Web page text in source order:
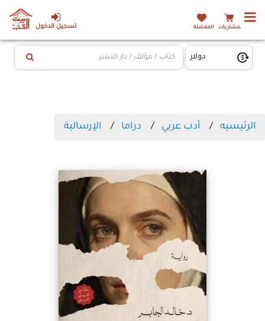
تسجيل الدخول المشتريات المفضلة
الرئيسيه أدب عربي دراما الإرسالية